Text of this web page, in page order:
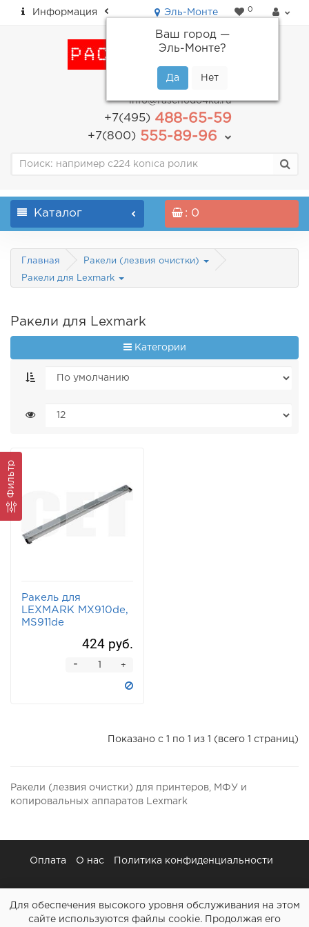
Информация Эль-Монте
Ваш город —
Эль-Монте?
0
пн-пт: с 9.00 до 18.00
info@raschodo4ka.ru
+7(495)488-65-59
+7(800)555-89-96
Каталог : 0
Главная Ракели (лезвия очистки)
Ракели для Lexmark
Фильтр
Ракели для Lexmark
Категории
Ракель для
LEXMARK MX910de,
MS911de
424 руб.
+
-
Показано с 1 по 1 из 1 (всего 1 страниц)
Ракели (лезвия очистки) для принтеров, МФУ и
копировальных аппаратов Lexmark
Оплата О нас Политика конфиденциальности
Для обеспечения высокого уровня обслуживания на этом
сайте используются файлы cookie. Продолжая его